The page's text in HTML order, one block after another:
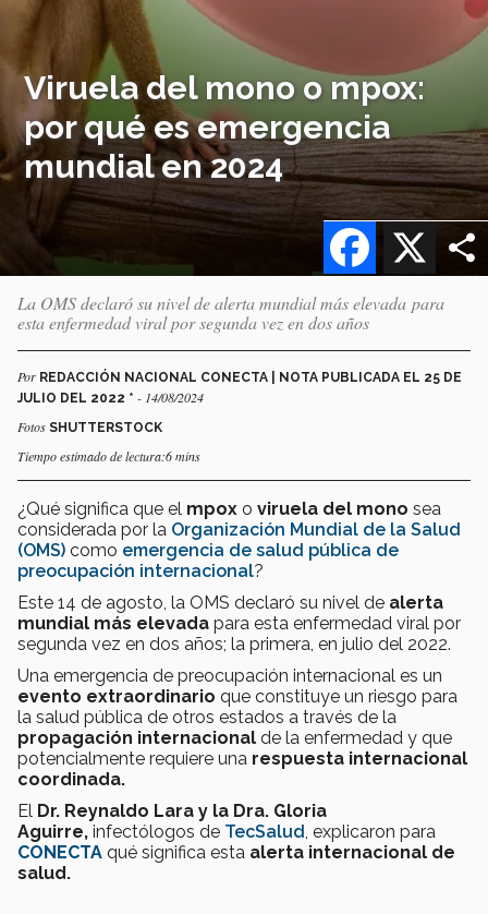
Viruela del mono o mpox:
por qué es emergencia
mundial en 2024
X
Facebook
La OMS declaró su nivel de alerta mundial más elevada para
esta enfermedad viral por segunda vez en dos años
Por REDACCIÓN NACIONAL CONECTA | NOTA PUBLICADA EL 25 DE
JULIO DEL 2022 * - 14/08/2024
Fotos SHUTTERSTOCK
Tiempo estimado de lectura:6 mins
¿Qué significa que el mpox o viruela del mono sea
considerada por la Organización Mundial de la Salud
(OMS) como emergencia de salud pública de
preocupación internacional?
Este 14 de agosto, la OMS declaró su nivel de alerta
mundial más elevada para esta enfermedad viral por
segunda vez en dos años; la primera, en julio del 2022.
Una emergencia de preocupación internacional es un
evento extraordinario que constituye un riesgo para
la salud pública de otros estados a través de la
propagación internacional de la enfermedad y que
potencialmente requiere una respuesta internacional
coordinada.
El Dr. Reynaldo Lara y la Dra. Gloria
Aguirre, infectólogos de TecSalud , explicaron para
CONECTA qué significa esta alerta internacional de
salud.